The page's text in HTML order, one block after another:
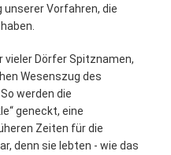
Vorfahren, die
vieler Dörfer Spitznamen,
Wesenszug des
werden die
geneckt, eine
Zeiten für die
denn sie lebten - wie das